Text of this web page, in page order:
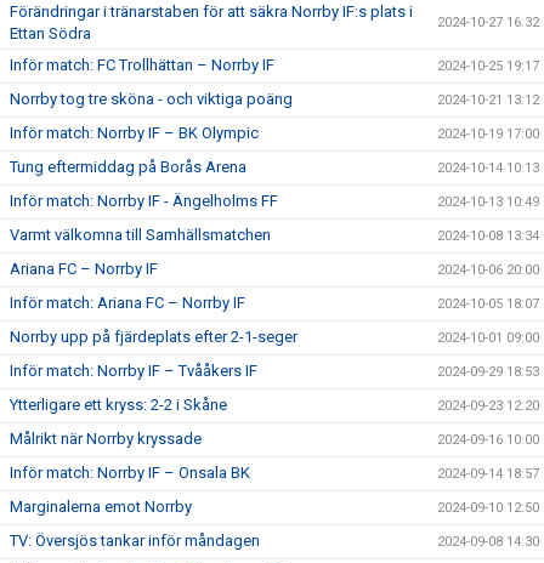
Förändringar i tränarstaben för att säkra Norrby IF:s plats i
Ettan Södra
2024-10-27 16:32
Inför match: FC Trollhättan – Norrby IF 2024-10-25 19:17
Norrby tog tre sköna - och viktiga poäng 2024-10-21 13:12
Inför match: Norrby IF – BK Olympic 2024-10-19 17:00
Tung eftermiddag på Borås Arena 2024-10-14 10:13
Inför match: Norrby IF - Ängelholms FF 2024-10-13 10:49
Varmt välkomna till Samhällsmatchen 2024-10-08 13:34
Ariana FC – Norrby IF 2024-10-06 20:00
Inför match: Ariana FC – Norrby IF 2024-10-05 18:07
Norrby upp på fjärdeplats efter 2-1-seger 2024-10-01 09:00
Inför match: Norrby IF – Tvååkers IF 2024-09-29 18:53
Ytterligare ett kryss: 2-2 i Skåne 2024-09-23 12:20
Målrikt när Norrby kryssade 2024-09-16 10:00
Inför match: Norrby IF – Onsala BK 2024-09-14 18:57
Marginalerna emot Norrby 2024-09-10 12:50
TV: Översjös tankar inför måndagen 2024-09-08 14:30